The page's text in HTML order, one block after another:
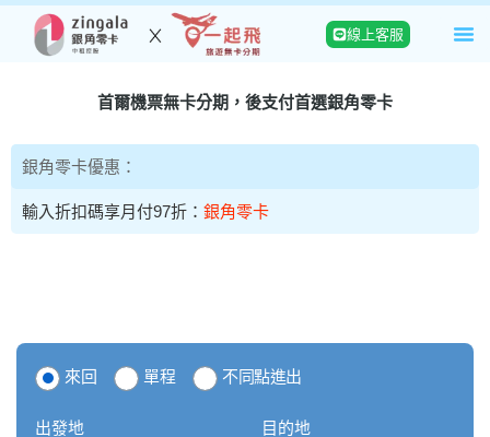
線上客服
首爾機票無卡分期，後支付首選銀角零卡
銀角零卡優惠：
月付97折：銀角零卡